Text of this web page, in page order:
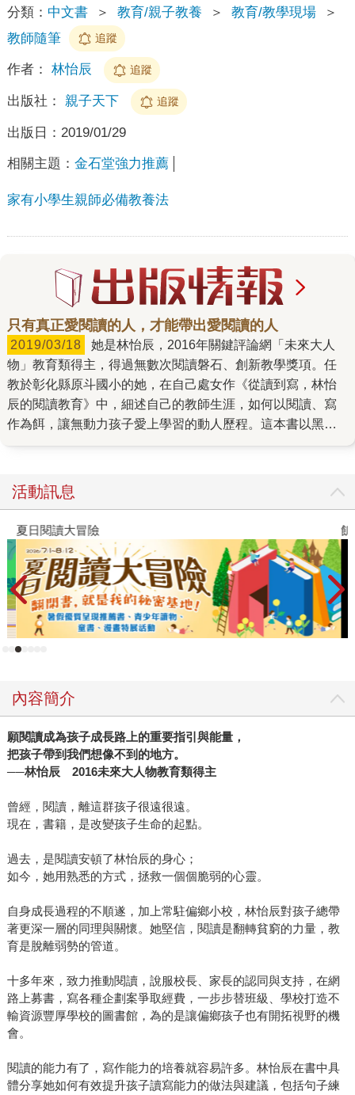
分類： 中文書 ＞ 教育/親子教養 ＞ 教育/教學現場
＞
教師隨筆
追蹤
作者： 林怡辰 追蹤
出版社： 親子天下 追蹤
出版日： 2019/01/29
相關主題： 金石堂強力推薦
家有小學生親師必備教養法
只有真正愛閱讀的人，才能帶出愛閱讀的人
2019/03/18
物」教育類得主，得過無數次閱讀磐石、創新教學獎項。任
教於彰化縣原斗國小的她，在自己處女作《從讀到寫，林怡
辰的閱讀教育》中，細述自己的教師生涯，如何以閱讀、寫
作為餌，讓無動力孩子愛上學習的動人歷程。這本書以黑馬
待。 被閱讀安頓身心的林怡辰說，因為體驗過閱讀給自己的
能量，所以她要用反哺的心情回饋、推動閱讀。24篇娓娓道
來的教學現場，有困頓、有方法、有啟發、有成就；一篇篇
耐人尋味，一段段精闢解說，這本書帶你走入林怡辰的讀寫
世界。 動人的教學現場故事，務實的讀寫策略與方法，讓這
本書深受好評。但是，若你以為這本書只是談閱讀，那可就
低估這本書的後勁力道了。曾獲金石堂十大影響力好書的暢
銷書作者、台大電機系教授葉丙成，對本書有段非常精準的
描述： 「如果你以為這本書只是談閱讀，你錯了，它談的是
書，你將會更有信心去面對班上那個一直讓你揪心卻找不到
方法幫他的孩子。 看完這本書，你也將更有信心去面對鏡子
中逐漸失去教學自信風采的自己。」 怡辰老師不以身在偏鄉
或資源缺乏為苦，努力突破種種限制，與學校、家長、與孩
子、甚至與自己的心魔，經歷各種不為人知的奮戰。只要和
她說話，你很難不敬佩小小身軀的她，內心卻蘊藏了如此大
的正向能量；讀了她的書，你很難不掉淚，很難不拿起筆，
她所推薦的書，或是自己喜歡的書，重新找回純粹閱讀的快
樂。 「願閱讀成為孩子成長路上的重要指引與能量，把孩子
此獻給每一位踏入書店、熱愛閱讀的你。
活動訊息
夏日閱讀大冒險 飢
內容簡介
願閱讀成為孩子成長路上的重要指引與能量，
把孩子帶到我們想像不到的地方。
──林怡辰 2016未來大人物教育類得主
曾經，閱讀，離這群孩子很遠很遠。
現在，書籍，是改變孩子生命的起點。
過去，是閱讀安頓了林怡辰的身心；
如今，她用熟悉的方式，拯救一個個脆弱的心靈。
自身成長過程的不順遂，加上常駐偏鄉小校，林怡辰對孩子總帶
著更深一層的同理與關懷。她堅信，閱讀是翻轉貧窮的力量，教
育是脫離弱勢的管道。
十多年來，致力推動閱讀，說服校長、家長的認同與支持，在網
路上募書，寫各種企劃案爭取經費，一步步替班級、學校打造不
輸資源豐厚學校的圖書館，為的是讓偏鄉孩子也有開拓視野的機
會。
閱讀的能力有了，寫作能力的培養就容易許多。林怡辰在書中具
體分享她如何有效提升孩子讀寫能力的做法與建議，包括句子練